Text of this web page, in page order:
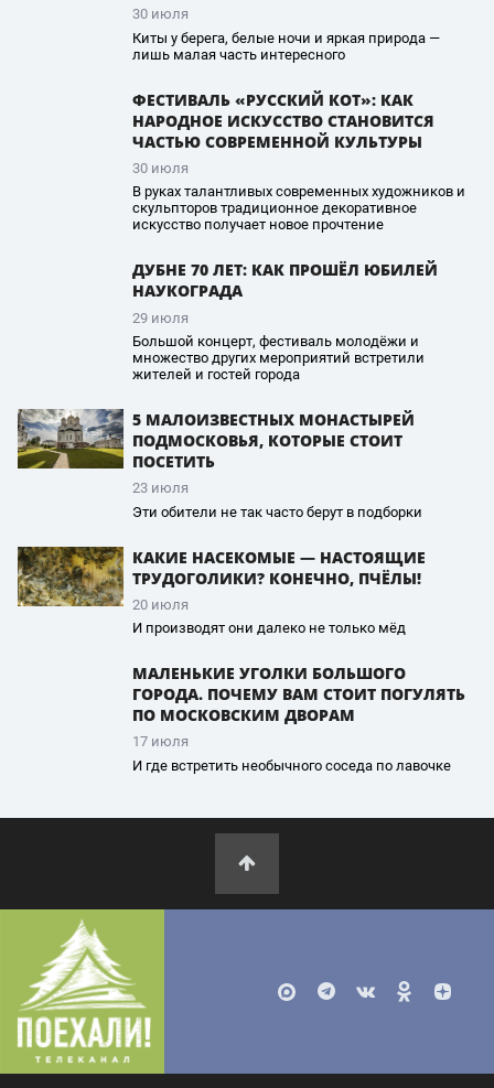
30 июля
Киты у берега, белые ночи и яркая природа —
лишь малая часть интересного
ФЕСТИВАЛЬ «РУССКИЙ КОТ»: КАК
НАРОДНОЕ ИСКУССТВО СТАНОВИТСЯ
ЧАСТЬЮ СОВРЕМЕННОЙ КУЛЬТУРЫ
30 июля
В руках талантливых современных художников и
скульпторов традиционное декоративное
искусство получает новое прочтение
ДУБНЕ 70 ЛЕТ: КАК ПРОШЁЛ ЮБИЛЕЙ
НАУКОГРАДА
29 июля
Большой концерт, фестиваль молодёжи и
множество других мероприятий встретили
жителей и гостей города
5 МАЛОИЗВЕСТНЫХ МОНАСТЫРЕЙ
ПОДМОСКОВЬЯ, КОТОРЫЕ СТОИТ
ПОСЕТИТЬ
23 июля
Эти обители не так часто берут в подборки
КАКИЕ НАСЕКОМЫЕ — НАСТОЯЩИЕ
ТРУДОГОЛИКИ? КОНЕЧНО, ПЧЁЛЫ!
20 июля
И производят они далеко не только мёд
МАЛЕНЬКИЕ УГОЛКИ БОЛЬШОГО
ГОРОДА. ПОЧЕМУ ВАМ СТОИТ ПОГУЛЯТЬ
ПО МОСКОВСКИМ ДВОРАМ
17 июля
И где встретить необычного соседа по лавочке